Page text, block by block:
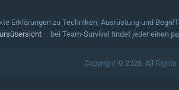
Erklärungen zu Techniken, Ausrüstung und
– bei Team-Survival findet jeder einen
Copyright © 2026. All Rights